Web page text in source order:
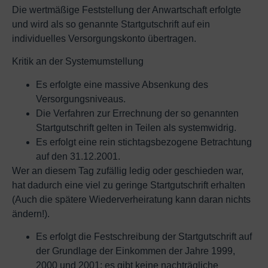
Die wertmäßige Feststellung der Anwartschaft erfolgte
und wird als so genannte Startgutschrift auf ein
individuelles Versorgungskonto übertragen.
Kritik an der Systemumstellung
Es erfolgte eine massive Absenkung des
Versorgungsniveaus.
Die Verfahren zur Errechnung der so genannten
Startgutschrift gelten in Teilen als systemwidrig.
Es erfolgt eine rein stichtagsbezogene Betrachtung
auf den 31.12.2001.
Wer an diesem Tag zufällig ledig oder geschieden war,
hat dadurch eine viel zu geringe Startgutschrift erhalten
(Auch die spätere Wiederverheiratung kann daran nichts
ändern!).
Es erfolgt die Festschreibung der Startgutschrift auf
der Grundlage der Einkommen der Jahre 1999,
2000 und 2001; es gibt keine nachträgliche